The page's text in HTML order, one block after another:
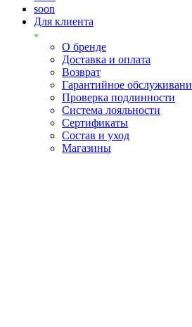
soon
Для клиента
О бренде
Доставка и оплата
Возврат
Гарантийное
Проверка подлинности
Система лояльности
Сертификаты
Состав и уход
Магазины